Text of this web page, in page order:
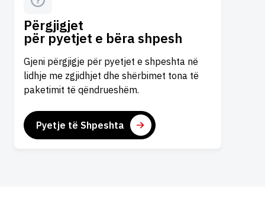
Përgjigjet
për pyetjet e bëra shpesh
Gjeni përgjigje për pyetjet e shpeshta në
lidhje me zgjidhjet dhe shërbimet tona të
paketimit të qëndrueshëm.
Pyetje të Shpeshta